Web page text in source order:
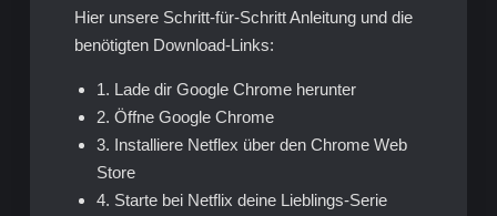
Hier unsere Schritt-für-Schritt Anleitung und die
benötigten Download-Links:
1. Lade dir Google Chrome herunter
2. Öffne Google Chrome
3. Installiere Netflex über den Chrome Web
Store
4. Starte bei Netflix deine Lieblings-Serie